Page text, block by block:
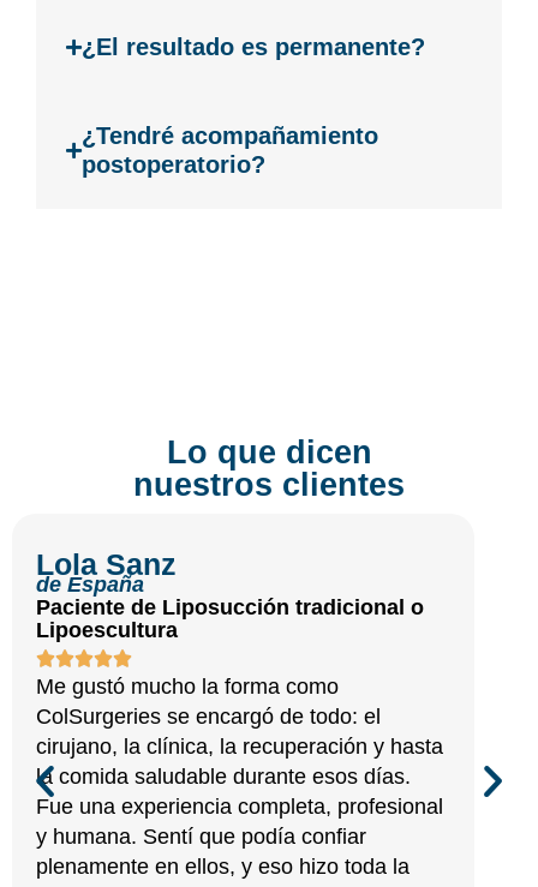
¿El resultado es permanente?
¿Tendré acompañamiento
postoperatorio?
Lo que dicen
nuestros clientes
Lola Sanz
de España
Paciente de Liposucción tradicional o
Lipoescultura
Me gustó mucho la forma como
ColSurgeries se encargó de todo: el
cirujano, la clínica, la recuperación y hasta
la comida saludable durante esos días.
Fue una experiencia completa, profesional
y humana. Sentí que podía confiar
plenamente en ellos, y eso hizo toda la